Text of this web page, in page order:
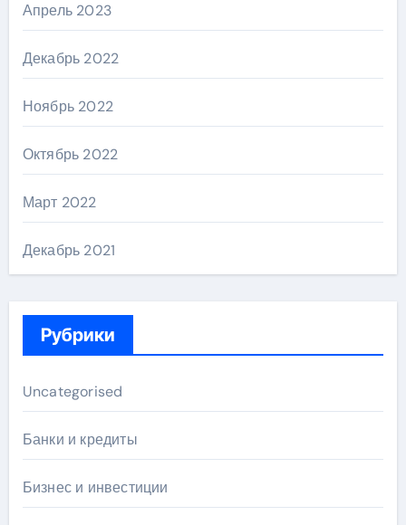
Апрель 2023
Декабрь 2022
Ноябрь 2022
Октябрь 2022
Март 2022
Декабрь 2021
Рубрики
Uncategorised
Банки и кредиты
Бизнес и инвестиции